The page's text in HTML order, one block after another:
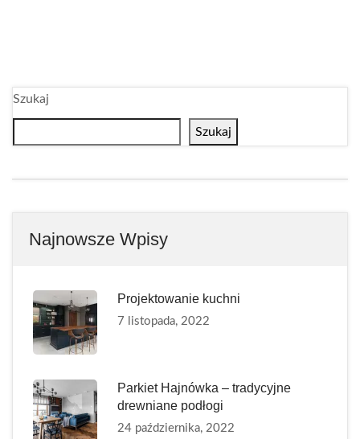
Szukaj
Szukaj
Najnowsze Wpisy
Projektowanie kuchni
7 listopada, 2022
Parkiet Hajnówka – tradycyjne
drewniane podłogi
24 października, 2022